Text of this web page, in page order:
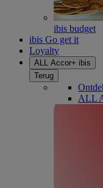
ibis budget
ibis Go get it
Loyalty
ALL Accor+ ibis
Terug
ALL